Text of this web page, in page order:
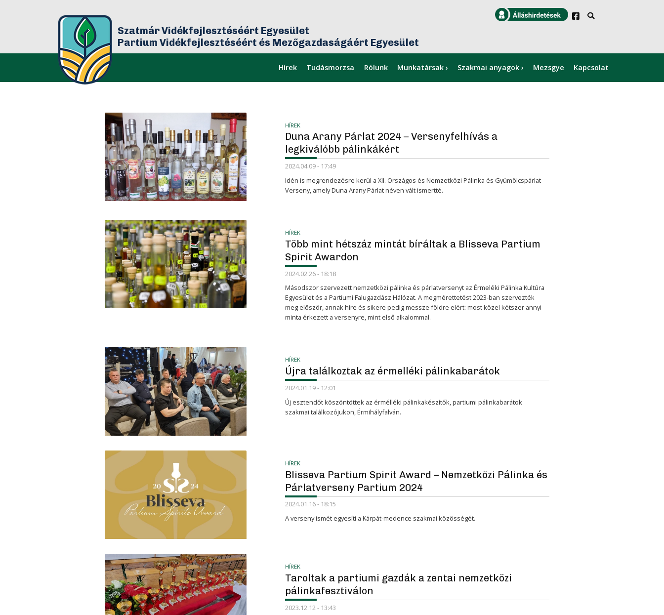
×
Szatmár Vidékfejlesztéséért Egyesület
Partium Vidékfejlesztéséért és Mezőgazdaságáért Egyesület
Hírek Tudásmorzsa Rólunk Munkatársak Szakmai anyagok Mezsgye Kapcsolat
HÍREK
Duna Arany Párlat 2024 – Versenyfelhívás a
legkiválóbb pálinkákért
2024.04.09 - 17:49
Idén is megrendezésre kerül a XII. Országos és Nemzetközi Pálinka és Gyümölcspárlat
Verseny, amely Duna Arany Párlat néven vált ismertté.
HÍREK
Több mint hétszáz mintát bíráltak a Blisseva Partium
Spirit Awardon
2024.02.26 - 18:18
Másodszor szervezett nemzetközi pálinka és párlatversenyt az Érmeléki Pálinka Kultúra
Egyesület és a Partiumi Falugazdász Hálózat. A megmérettetést 2023-ban szervezték
meg először, annak híre és sikere pedig messze földre elért: most közel kétszer annyi
minta érkezett a versenyre, mint első alkalommal.
HÍREK
Újra találkoztak az érmelléki pálinkabarátok
2024.01.19 - 12:01
Új esztendőt köszöntöttek az érmélléki pálinkakészítők, partiumi pálinkabarátok
szakmai találkozójukon, Érmihályfalván.
HÍREK
Blisseva Partium Spirit Award – Nemzetközi Pálinka és
Párlatverseny Partium 2024
2024.01.16 - 18:15
A verseny ismét egyesíti a Kárpát-medence szakmai közösségét.
HÍREK
Taroltak a partiumi gazdák a zentai nemzetközi
pálinkafesztiválon
2023.12.12 - 13:43